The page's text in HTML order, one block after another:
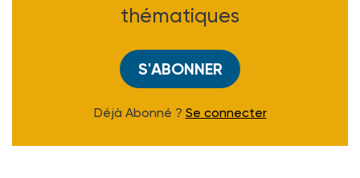
thématiques
S'ABONNER
Déjà Abonné ? Se connecter